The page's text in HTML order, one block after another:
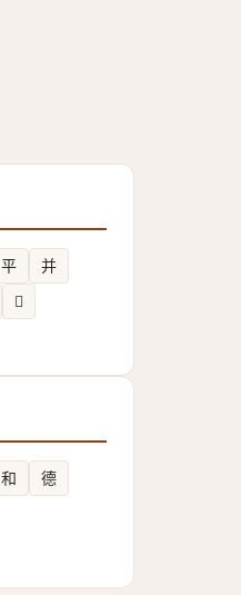
平
并
𢆠
和
德